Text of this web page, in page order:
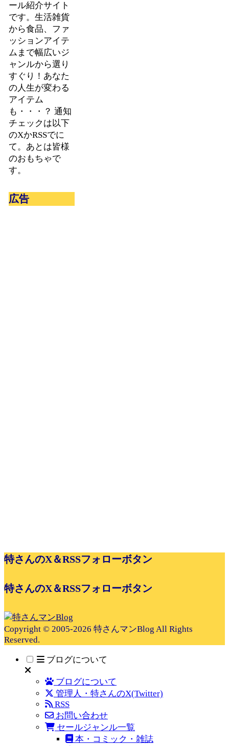
ール紹介サイト
です。生活雑貨
から食品、ファ
ッションアイテ
ムまで幅広いジ
ャンルから選り
すぐり！あなた
の人生が変わる
アイテム
も・・・？ 通知
チェックは以下
のXかRSSでに
て。あとは皆様
のおもちゃで
す。
広告
特さんのX＆RSSフォローボタン
特さんのX＆RSSフォローボタン
Copyright © 2005-2026 特さんマンBlog All Rights
Reserved.
ブログについて
ブログについて
管理人・特さんのX(Twitter)
RSS
お問い合わせ
セールジャンル一覧
本・コミック・雑誌